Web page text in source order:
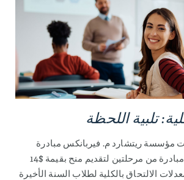
تلبية اللحظة
أطلقت مؤسسة ريتشارد م. فيربانكس مبادرة
"الكلية مهمة"، وهي مبادرة من مرحلتين لتقديم منح بقيمة $14
الالتحاق بالكلية لطلاب السنة الأخيرة